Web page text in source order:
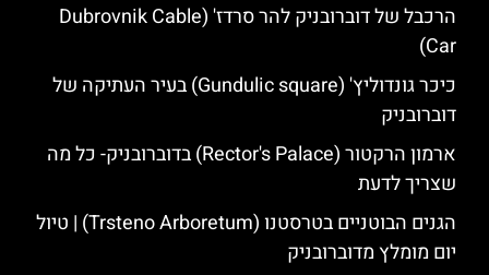
הרכבל של דוברובניק להר סרדז' (Dubrovnik Cable
Car)
כיכר גונדוליץ' (Gundulic square) בעיר העתיקה של
דוברובניק
ארמון הרקטור (Rector's Palace) בדוברובניק- כל מה
שצריך לדעת
הגנים הבוטניים בטרסטנו (Trsteno Arboretum) | טיול
יום מומלץ מדוברובניק